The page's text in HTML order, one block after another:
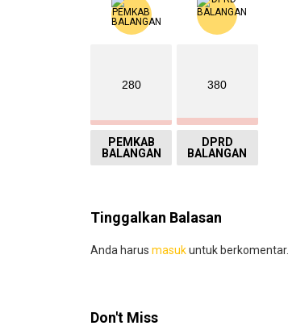
280
PEMKAB
BALANGAN
380
DPRD
BALANGAN
Tinggalkan Balasan
Anda harus masukuntuk berkomentar.
Don't Miss